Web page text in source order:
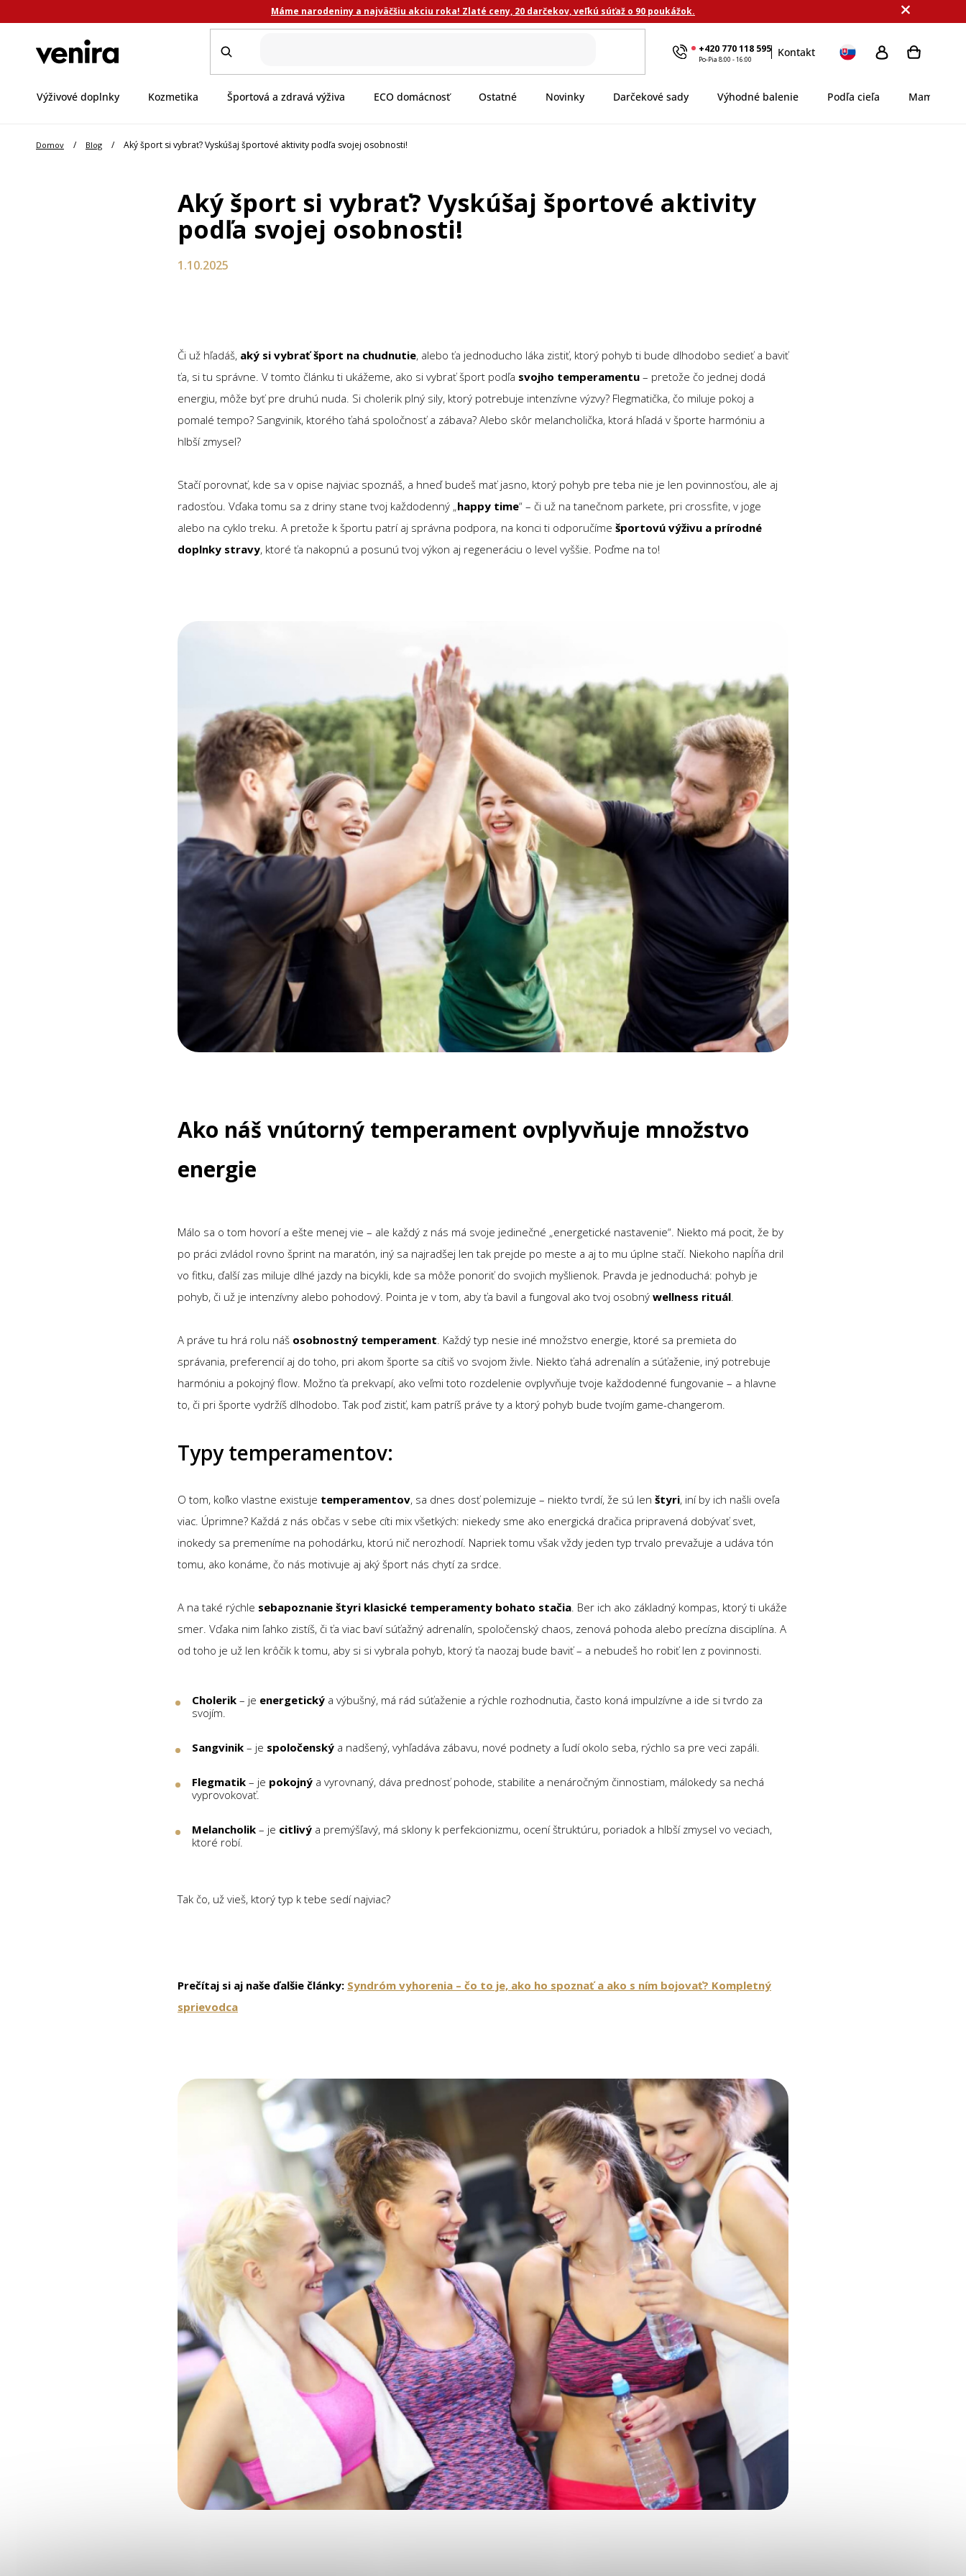
na
Máme narodeniny a najväčšiu akciu roka! Zlaté ceny, 20 darčekov, veľkú súťaž o 90 poukážok.
+420 770 118 595
Po-Pia 8:00 - 16:00
Kontakt
Výživové doplnky Kozmetika Športová a zdravá výživa ECO domácnosť Ostatné Novinky Darčekové sady Výhodné balenie Podľa cieľa
Domov / Blog / Aký šport si vybrať? Vyskúšaj športové aktivity podľa svojej osobnosti!
Aký šport si vybrať? Vyskúšaj športové aktivity
podľa svojej osobnosti!
1.10.2025
Či už hľadáš, aký si vybrať šport na chudnutie, alebo ťa jednoducho láka zistiť, ktorý pohyb ti bude dlhodobo sedieť a baviť
ťa, si tu správne. V tomto článku ti ukážeme, ako si vybrať šport podľa svojho temperamentu – pretože čo jednej dodá
energiu, môže byť pre druhú nuda. Si cholerik plný sily, ktorý potrebuje intenzívne výzvy? Flegmatička, čo miluje pokoj a
pomalé tempo? Sangvinik, ktorého ťahá spoločnosť a zábava? Alebo skôr melancholička, ktorá hľadá v športe harmóniu a
hlbší zmysel?
Stačí porovnať, kde sa v opise najviac spoznáš, a hneď budeš mať jasno, ktorý pohyb pre teba nie je len povinnosťou, ale aj
radosťou. Vďaka tomu sa z driny stane tvoj každodenný „happy time“ – či už na tanečnom parkete, pri crossfite, v joge
alebo na cyklo treku. A pretože k športu patrí aj správna podpora, na konci ti odporučíme športovú výživu a prírodné
doplnky stravy, ktoré ťa nakopnú a posunú tvoj výkon aj regeneráciu o level vyššie. Poďme na to!
Ako náš vnútorný temperament ovplyvňuje množstvo
energie
Málo sa o tom hovorí a ešte menej vie – ale každý z nás má svoje jedinečné „energetické nastavenie“. Niekto má pocit, že by
po práci zvládol rovno šprint na maratón, iný sa najradšej len tak prejde po meste a aj to mu úplne stačí. Niekoho napĺňa dril
vo fitku, ďalší zas miluje dlhé jazdy na bicykli, kde sa môže ponoriť do svojich myšlienok. Pravda je jednoduchá: pohyb je
pohyb, či už je intenzívny alebo pohodový. Pointa je v tom, aby ťa bavil a fungoval ako tvoj osobný wellness rituál
A práve tu hrá rolu náš osobnostný temperament . Každý typ nesie iné množstvo energie, ktoré sa premieta do
správania, preferencií aj do toho, pri akom športe sa cítiš vo svojom živle. Niekto ťahá adrenalín a súťaženie, iný potrebuje
harmóniu a pokojný flow. Možno ťa prekvapí, ako veľmi toto rozdelenie ovplyvňuje tvoje každodenné fungovanie – a hlavne
to, či pri športe vydržíš dlhodobo. Tak poď zistiť, kam patríš práve ty a ktorý pohyb bude tvojím game-changerom.
Typy temperamentov:
O tom, koľko vlastne existuje temperamentov, sa dnes dosť polemizuje – niekto tvrdí, že sú len štyri, iní by ich našli oveľa
viac. Úprimne? Každá z nás občas v sebe cíti mix všetkých: niekedy sme ako energická dračica pripravená dobývať svet,
inokedy sa premeníme na pohodárku, ktorú nič nerozhodí. Napriek tomu však vždy jeden typ trvalo prevažuje a udáva tón
tomu, ako konáme, čo nás motivuje aj aký šport nás chytí za srdce.
A na také rýchle sebapoznanie štyri klasické temperamenty bohato stačia . Ber ich ako základný kompas, ktorý ti ukáže
smer. Vďaka nim ľahko zistíš, či ťa viac baví súťažný adrenalín, spoločenský chaos, zenová pohoda alebo precízna disciplína. A
od toho je už len krôčik k tomu, aby si si vybrala pohyb, ktorý ťa naozaj bude baviť – a nebudeš ho robiť len z povinnosti.
Cholerik – je energetický a výbušný, má rád súťaženie a rýchle rozhodnutia, často koná impulzívne a ide si tvrdo za
svojím.
Sangvinik – je spoločenský a nadšený, vyhľadáva zábavu, nové podnety a ľudí okolo seba, rýchlo sa pre veci zapáli.
Flegmatik – je pokojný a vyrovnaný, dáva prednosť pohode, stabilite a nenáročným činnostiam, málokedy sa nechá
vyprovokovať.
Melancholik – je citlivý a premýšľavý, má sklony k perfekcionizmu, ocení štruktúru, poriadok a hlbší zmysel vo veciach,
ktoré robí.
Tak čo, už vieš, ktorý typ k tebe sedí najviac?
Prečítaj si aj naše ďalšie články: Syndróm vyhorenia – čo to je, ako ho spoznať a ako s ním bojovať? Kompletný
sprievodca